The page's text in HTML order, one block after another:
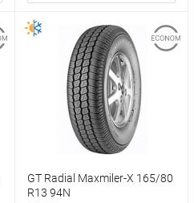
GT Radial Maxmiler-X 165/80
R13 94N